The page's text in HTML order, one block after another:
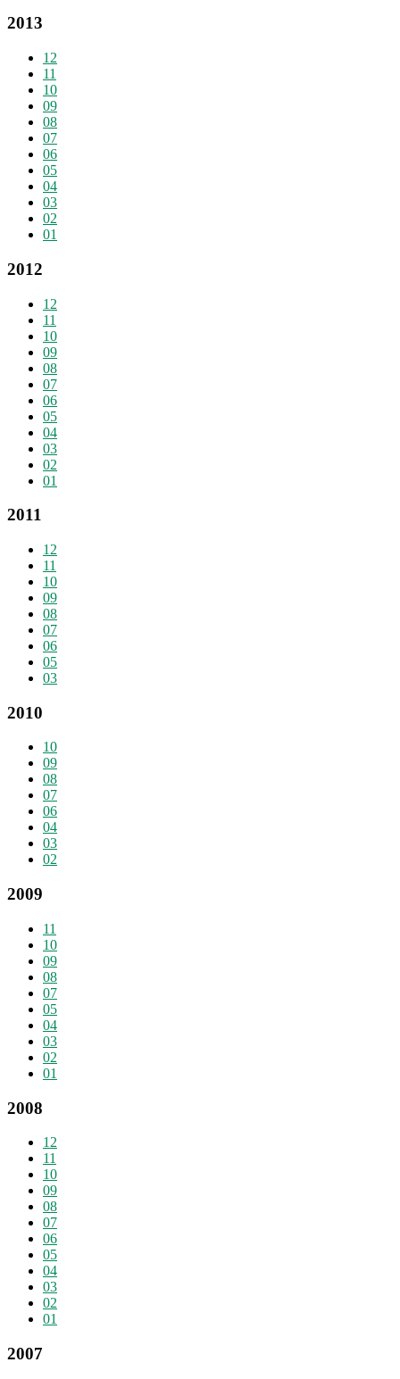
2013
12
11
10
09
08
07
06
05
04
03
02
01
2012
12
11
10
09
08
07
06
05
04
03
02
01
2011
12
11
10
09
08
07
06
05
03
2010
10
09
08
07
06
04
03
02
2009
11
10
09
08
07
05
04
03
02
01
2008
12
11
10
09
08
07
06
05
04
03
02
01
2007